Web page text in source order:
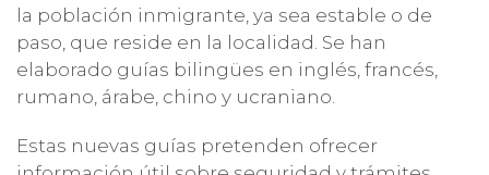
la población inmigrante, ya sea estable o de
paso, que reside en la localidad. Se han
elaborado guías bilingües en inglés, francés,
rumano, árabe, chino y ucraniano.
Estas nuevas guías pretenden ofrecer